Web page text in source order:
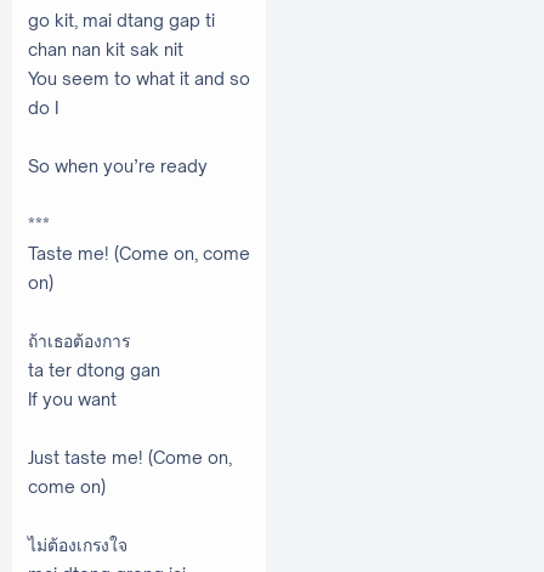
go kit, mai dtang gap ti
chan nan kit sak nit
You seem to what it and so
do I
So when you’re ready
***
Taste me! (Come on, come
on)
ถ้าเธอต้องการ
ta ter dtong gan
If you want
Just taste me! (Come on,
come on)
ไม่ต้องเกรงใจ